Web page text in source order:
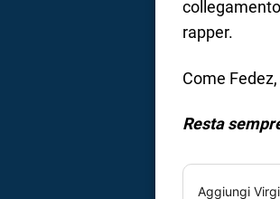
rapper.
Come
Resta
Aggiungi